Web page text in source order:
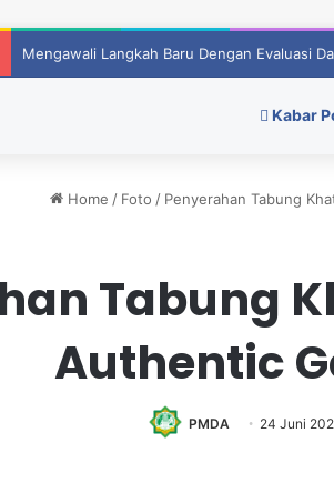
Mengawali Langkah Baru Dengan Evaluasi
Kabar
Home / Foto / Penyerahan Tabung
Tabung
Authentic
PMDA 24 Juni